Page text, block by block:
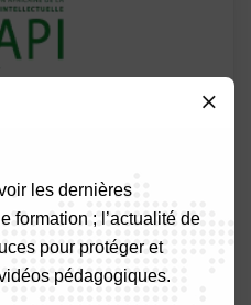
les dernières
formation ; l’actualité de
pour protéger et
pédagogiques.